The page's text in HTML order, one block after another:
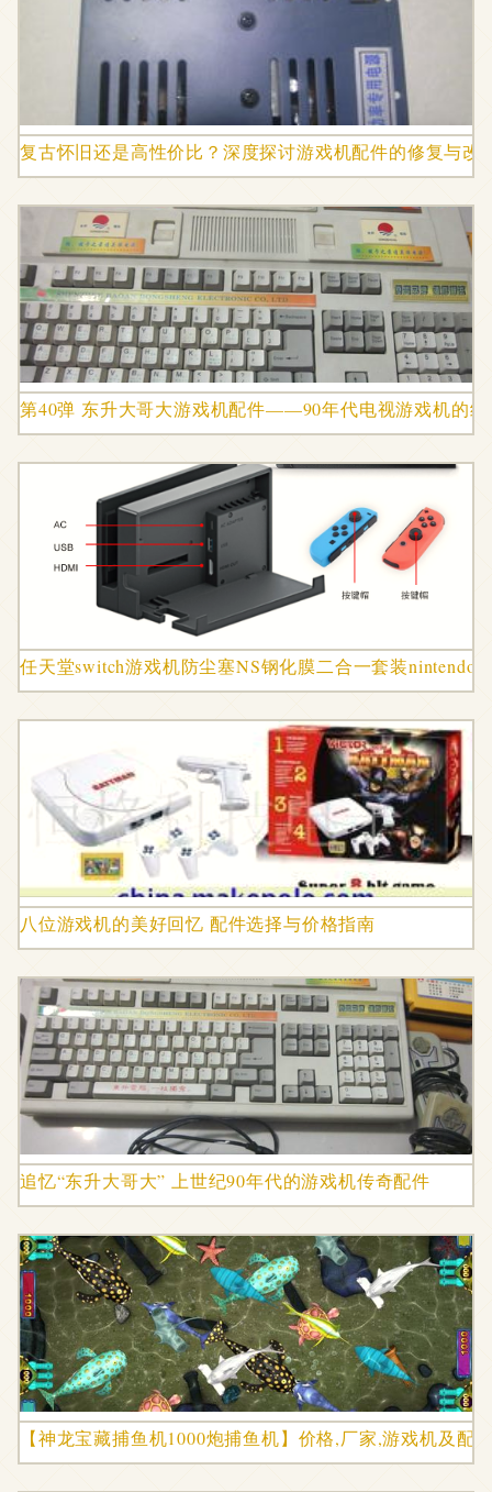
复古怀旧还是高性价比？深度探讨游戏机配件的修复与改
第40弹 东升大哥大游戏机配件——90年代电视游戏机的经
任天堂switch游戏机防尘塞NS钢化膜二合一套装nintendo
八位游戏机的美好回忆 配件选择与价格指南
追忆“东升大哥大” 上世纪90年代的游戏机传奇配件
【神龙宝藏捕鱼机1000炮捕鱼机】价格,厂家,游戏机及配